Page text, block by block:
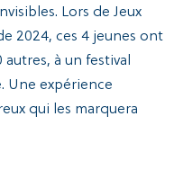
Lors de Jeux
2024, ces 4 jeunes ont
à un festival
Une expérience
qui les marquera